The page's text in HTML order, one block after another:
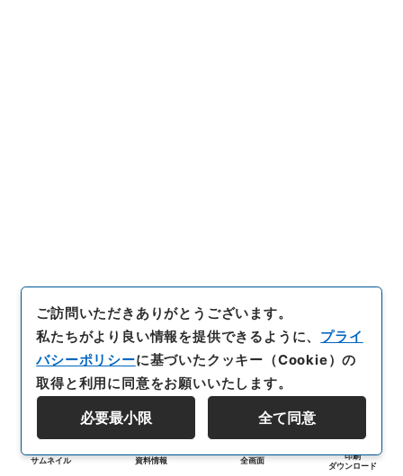
サムネイル 資料情報 全画面
印刷
ダウンロード
ご訪問いただきありがとうございます。
私たちがより良い情報を提供できるように、 プライ
バシーポリシーに基づいたクッキー（Cookie）の
取得と利用に同意をお願いいたします。
必要最小限 全て同意